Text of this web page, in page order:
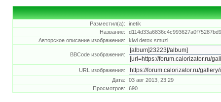
Разместил(а):
inetik
Название:
d114d33a6836c4c993627a0f75287bd9
Авторское описание изображения:
kiwi detox smuzi
BBCode изображения:
URL изображения:
Дата:
03 авг 2013, 23:29
Просмотров:
690